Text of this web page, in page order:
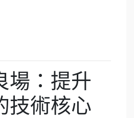
場：提升
技術核心